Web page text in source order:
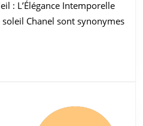
Lunettes
: L’Élégance Intemporelle
Chanel sont synonymes